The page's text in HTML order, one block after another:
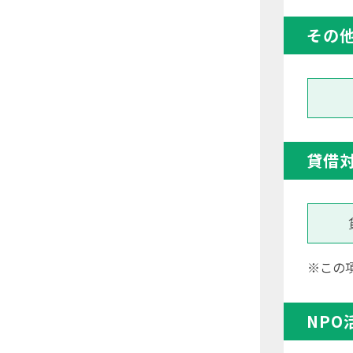
その
貸借
※この
NPO